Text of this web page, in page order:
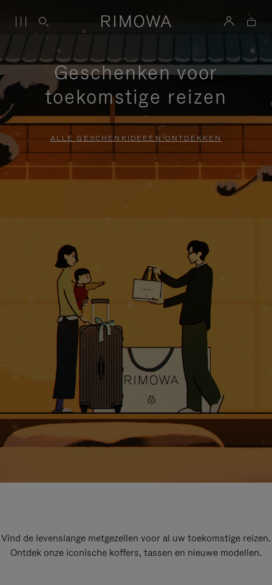
Geschenken voor
toekomstige reizen
ALLE GESCHENKIDEEËN ONTDEKKEN
Vind de levenslange metgezellen voor al uw toekomstige reizen.
Ontdek onze iconische koffers, tassen en nieuwe modellen.